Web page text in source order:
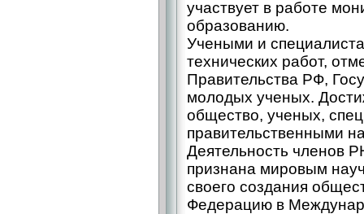
участвует в работе
образованию.
Учеными и
технических работ,
Правительства РФ,
молодых ученых.
общество, ученых,
правительственными
Деятельность членов
признана мировым
своего создания
Федерацию в